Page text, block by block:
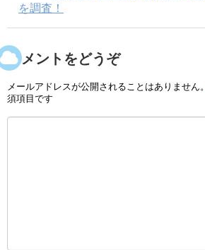
を調査！
コメントをどうぞ
メールアドレスが公開されることはありません。
須項目です